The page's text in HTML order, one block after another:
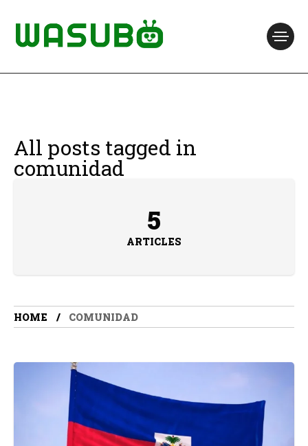
All posts tagged in
comunidad
5
ARTICLES
HOME COMUNIDAD